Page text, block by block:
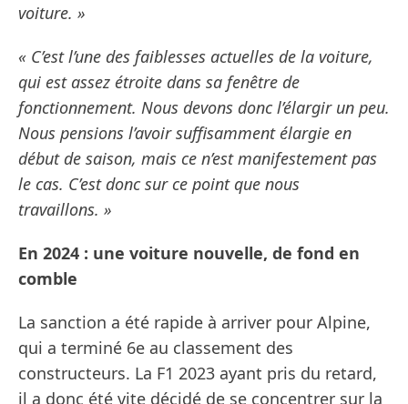
voiture. »
« C’est l’une des faiblesses actuelles de la voiture,
qui est assez étroite dans sa fenêtre de
fonctionnement. Nous devons donc l’élargir un peu.
Nous pensions l’avoir suffisamment élargie en
début de saison, mais ce n’est manifestement pas
le cas. C’est donc sur ce point que nous
travaillons. »
En 2024 : une voiture nouvelle, de fond en
comble
La sanction a été rapide à arriver pour Alpine,
qui a terminé 6e au classement des
constructeurs. La F1 2023 ayant pris du retard,
il a donc été vite décidé de se concentrer sur la